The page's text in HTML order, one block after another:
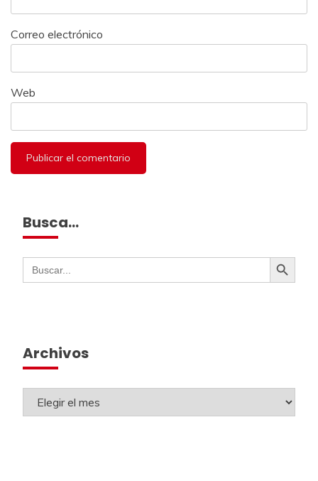
Correo electrónico
Web
Busca…
Buscar: Botón de búsqueda
Archivos